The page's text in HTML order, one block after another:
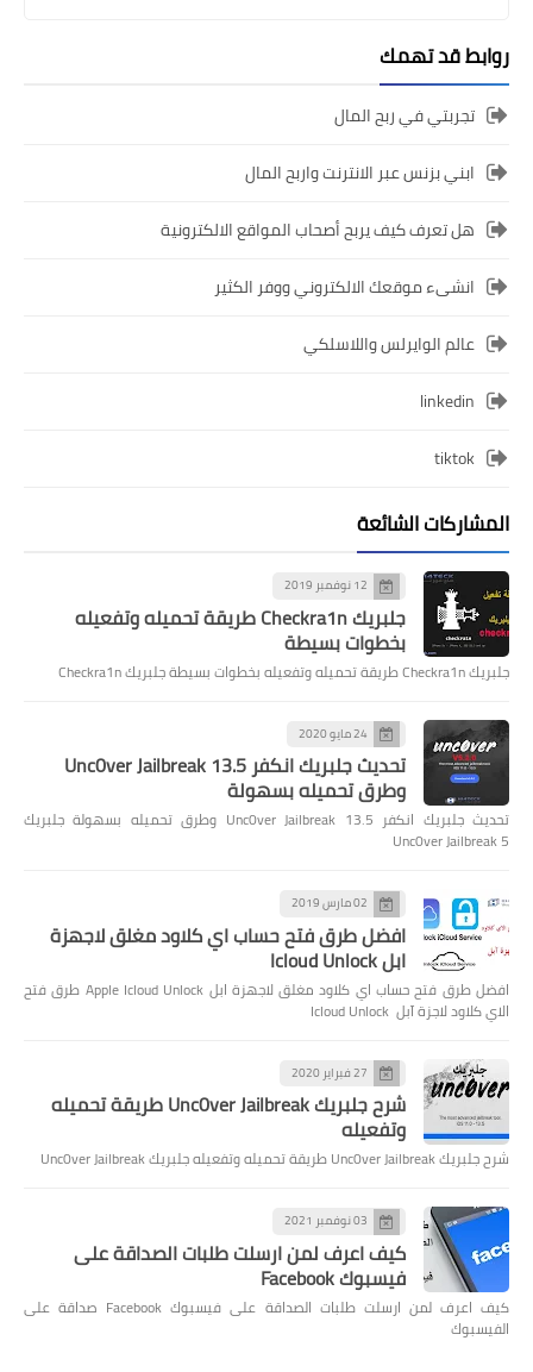
روابط قد تهمك
تجربتي في ربح المال
ابني بزنس عبر الانترنت واربح المال
هل تعرف كيف يربح أصحاب المواقع الالكترونية
انشىء موقعك الالكتروني ووفر الكثير
عالم الوايرلس واللاسلكي
linkedin
tiktok
المشاركات الشائعة
12 نوفمبر 2019
جلبريك Checkra1n طريقة تحميله وتفعيله
بخطوات بسيطة
جلبريك Checkra1n طريقة تحميله وتفعيله بخطوات بسيطة جلبريك Checkra1n
24 مايو 2020
تحديث جلبريك انكفر Unc0ver Jailbreak 13.5
وطرق تحميله بسهولة
تحديث جلبريك انكفر Unc0ver Jailbreak 13.5 وطرق تحميله بسهولة جلبريك
Unc0ver Jailbreak 5
02 مارس 2019
افضل طرق فتح حساب اي كلاود مغلق لاجهزة
ابل Icloud Unlock
افضل طرق فتح حساب اي كلاود مغلق لاجهزة ابل Apple Icloud Unlock طرق فتح
الاي كلاود لاجزة آبل Icloud Unlock
27 فبراير 2020
شرح جلبريك Unc0ver Jailbreak طريقة تحميله
وتفعيله
شرح جلبريك Unc0ver Jailbreak طريقة تحميله وتفعيله جلبريك Unc0ver Jailbreak
03 نوفمبر 2021
كيف اعرف لمن ارسلت طلبات الصداقة على
فيسبوك Facebook
كيف اعرف لمن ارسلت طلبات الصداقة على فيسبوك Facebook صداقة على
الفيسبوك